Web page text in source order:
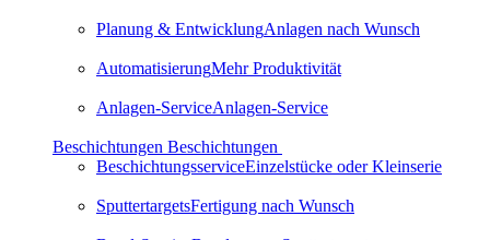
Planung & EntwicklungAnlagen nach Wunsch
AutomatisierungMehr Produktivität
Anlagen-ServiceAnlagen-Service
Beschichtungen Beschichtungen
BeschichtungsserviceEinzelstücke oder Kleinserie
SputtertargetsFertigung nach Wunsch